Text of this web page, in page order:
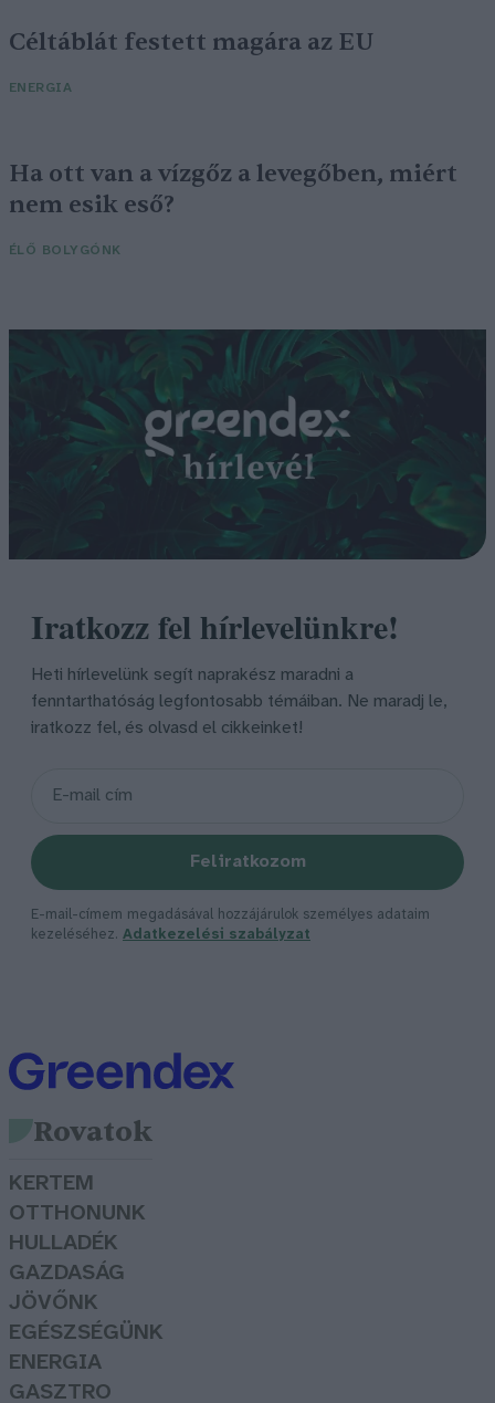
Céltáblát festett magára az EU
ENERGIA
Ha ott van a vízgőz a levegőben, miért
nem esik eső?
ÉLŐ BOLYGÓNK
Iratkozz fel hírlevelünkre!
Heti hírlevelünk segít naprakész maradni a
fenntarthatóság legfontosabb témáiban. Ne maradj le,
iratkozz fel, és olvasd el cikkeinket!
Feliratkozom
E-mail-címem megadásával hozzájárulok személyes adataim
kezeléséhez. Adatkezelési szabályzat
Rovatok
KERTEM
OTTHONUNK
HULLADÉK
GAZDASÁG
JÖVŐNK
EGÉSZSÉGÜNK
ENERGIA
GASZTRO